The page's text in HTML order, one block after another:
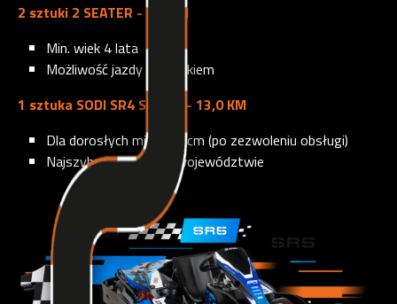
2 sztuki 2 SEATER - 9,0 KM
Min. wiek 4 lata
Możliwość jazdy z dzieckiem
1 sztuka SODI SR4 SPORT - 13,0 KM
Dla dorosłych min. 160 cm (po zezwoleniu obsługi)
Najszybszy gokart w województwie